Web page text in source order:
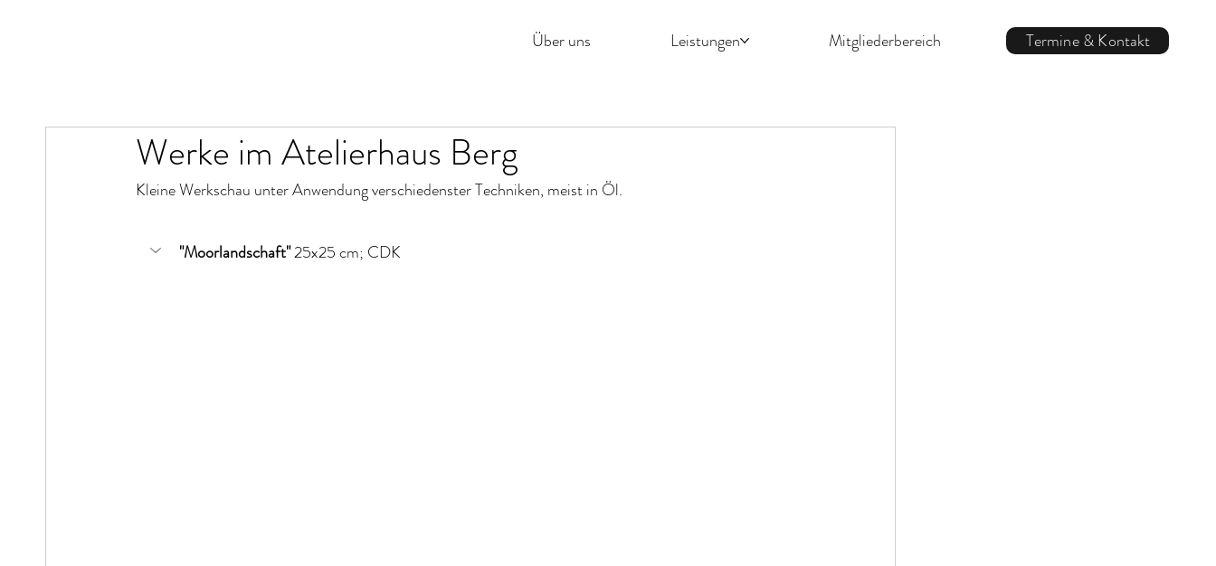
Über uns Leistungen Mitgliederbereich Termine & Kontakt
Werke im Atelierhaus Berg
Kleine Werkschau unter Anwendung verschiedenster Techniken, meist in Öl.
"Moorlandschaft" 25x25 cm; CDK